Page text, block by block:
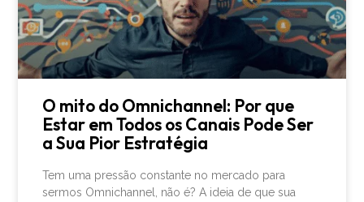
O mito do Omnichannel: Por que
Estar em Todos os Canais Pode Ser
a Sua Pior Estratégia
Tem uma pressão constante no mercado para
sermos Omnichannel, não é? A ideia de que sua